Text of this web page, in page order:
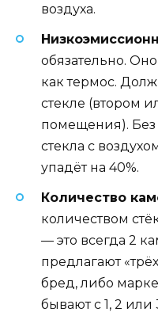
воздуха.
обязательно.
как термос.
стекле (втором
помещения). Без
стекла с
упадёт на 40%.
Количество
количеством
— это всегда 2
предлагают
бред, либо
бывают с 1, 2